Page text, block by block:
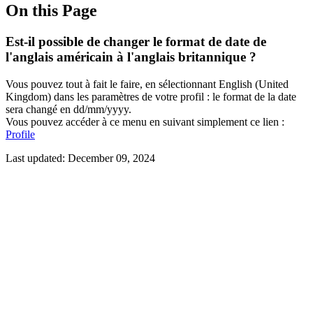
On this Page
Est-il possible de changer le format de date de
l'anglais américain à l'anglais britannique ?
Vous pouvez tout à fait le faire, en sélectionnant English (United
Kingdom) dans les paramètres de votre profil : le format de la date
sera changé en dd/mm/yyyy.
Vous pouvez accéder à ce menu en suivant simplement ce lien :
Profile
Last updated: December 09, 2024